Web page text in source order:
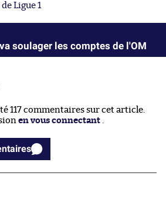
Ligue 1
soulager les comptes de l'OM
117 commentaires sur cet article.
en vous connectant